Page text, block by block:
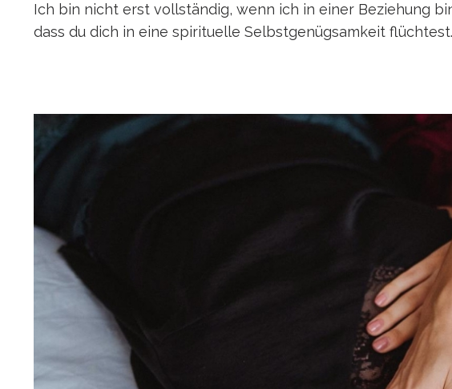
Ich bin nicht erst vollständig, wenn ich in einer Beziehung
dass du dich in eine spirituelle Selbstgenügsamkeit